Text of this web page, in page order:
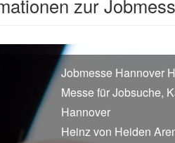
zur
Jobmesse Hannover
Messe für Jobsuche,
Hannover
Heinz von Heiden